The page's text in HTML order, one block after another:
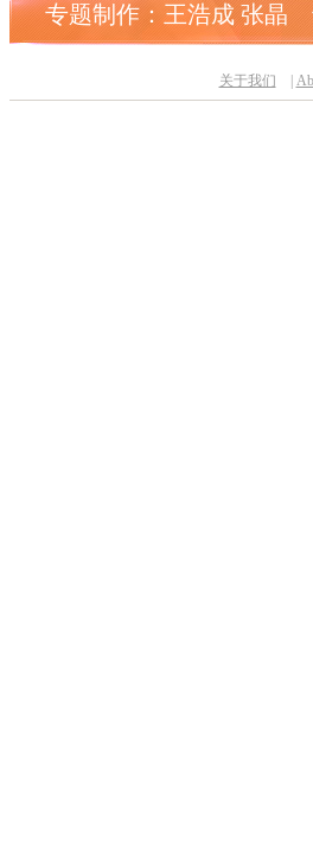
专题制作：王浩成 张晶
关于我们